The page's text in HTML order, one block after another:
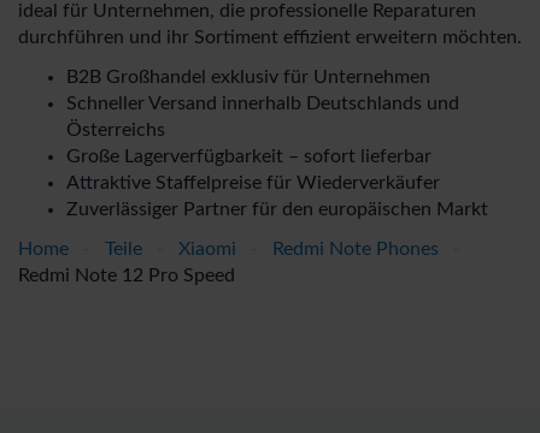
ideal für Unternehmen, die professionelle Reparaturen
durchführen und ihr Sortiment effizient erweitern möchten.
B2B Großhandel exklusiv für Unternehmen
Schneller Versand innerhalb Deutschlands und
Österreichs
Große Lagerverfügbarkeit – sofort lieferbar
Attraktive Staffelpreise für Wiederverkäufer
Zuverlässiger Partner für den europäischen Markt
Home Teile Xiaomi Redmi Note Phones
Redmi Note 12 Pro Speed